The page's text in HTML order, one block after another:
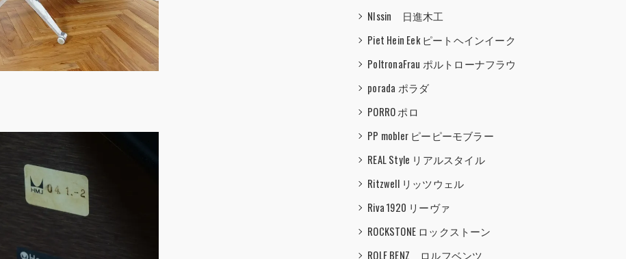
NIssin 日進木工
Piet Hein Eek ピートヘインイーク
PoltronaFrau ポルトローナフラウ
porada ポラダ
PORRO ポロ
PP mobler ピーピーモブラー
REAL Style リアルスタイル
Ritzwell リッツウェル
Riva 1920 リーヴァ
ROCKSTONE ロックストーン
ROLF BENZ ロルフベンツ